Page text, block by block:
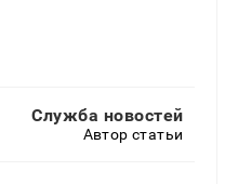
Служба новостей
Автор статьи